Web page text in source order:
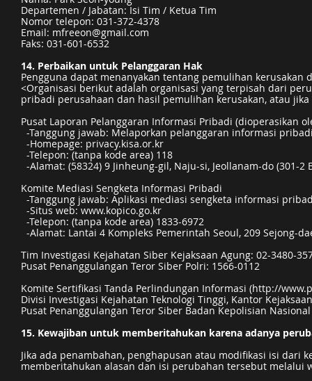
Departemen / Jabatan: Isi Tim / Ketua Tim
Nomor telepon: 031-372-4378
Email: mfreeon@gmail.com
Faks: 031-601-6532
14. Perbaikan untuk Pelanggaran Hak
Pengguna dapat menanyakan tentang pemulihan
<Organisasi berikut adalah organisasi yang terpisah dari
pribadi perusahaan dan hasil pemulihan kerusakan, atau
Pusat Laporan Pelanggaran Informasi Pribadi (dioperasikan
-Tanggung jawab: Melaporkan pelanggaran informasi
-Homepage: privacy.kisa.or.kr
-Telepon: (tanpa kode area) 118
-Alamat: (58324) 9 Jinheung-gil, Naju-si, Jeollanam-do (301-
Komite Mediasi Sengketa Informasi Pribadi
-Tanggung jawab: Aplikasi mediasi sengketa informasi
-Situs web:www.kopico.go.kr
-Telepon: (tanpa kode area) 1833-6972
-Alamat: Lantai 4 Kompleks Pemerintah Seoul, 209 Sejong-
Tim Investigasi Kejahatan Siber Kejaksaan Agung: 02-3480-
Pusat Penanggulangan Teror Siber Polri: 1566-0112
Komite Sertifikasi Tanda Perlindungan Informasi (http://
Divisi Investigasi Kejahatan Teknologi Tinggi, Kantor
Pusat Penanggulangan Teror Siber Badan Kepolisian Nasional
15. Kewajiban untuk memberitahukan karena adanya
Jika ada penambahan, penghapusan atau modifikasi isi dari
memberitahukan alasan dan isi perubahan tersebut